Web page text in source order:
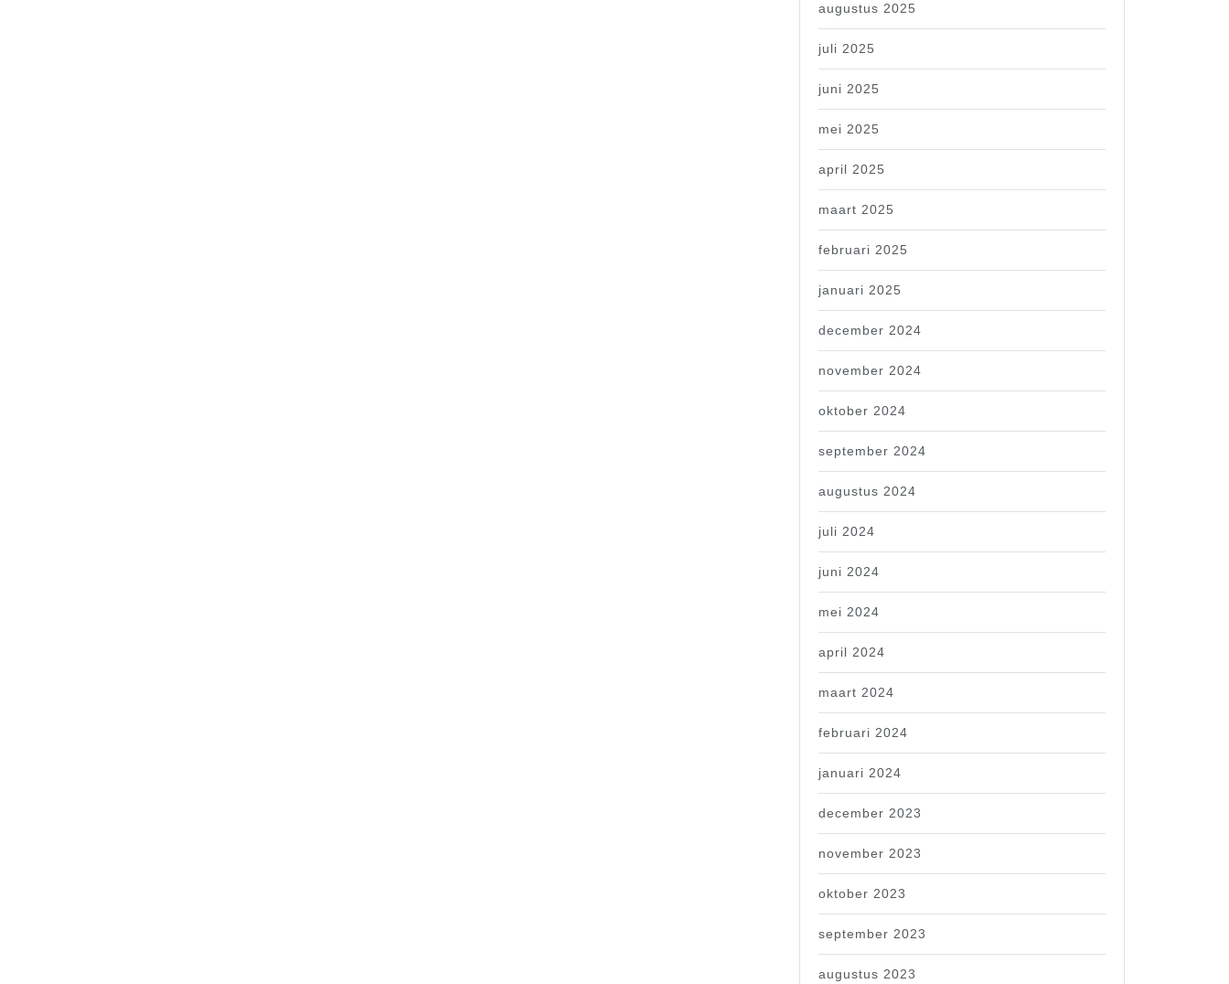
augustus 2025
juli 2025
juni 2025
mei 2025
april 2025
maart 2025
februari 2025
januari 2025
december 2024
november 2024
oktober 2024
september 2024
augustus 2024
juli 2024
juni 2024
mei 2024
april 2024
maart 2024
februari 2024
januari 2024
december 2023
november 2023
oktober 2023
september 2023
augustus 2023